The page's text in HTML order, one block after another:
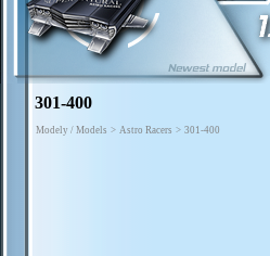
301-400
Modely / Models > Astro Racers > 301-400